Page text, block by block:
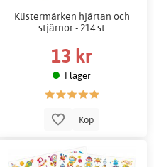
Klistermärken hjärtan och
stjärnor - 214 st
13 kr
I lager
Köp